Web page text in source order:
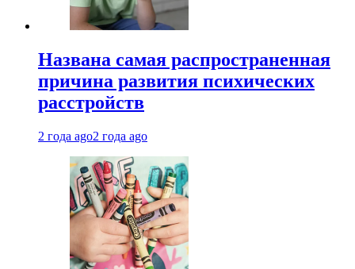
Названа самая распространенная
причина развития психических
расстройств
2 года ago2 года ago